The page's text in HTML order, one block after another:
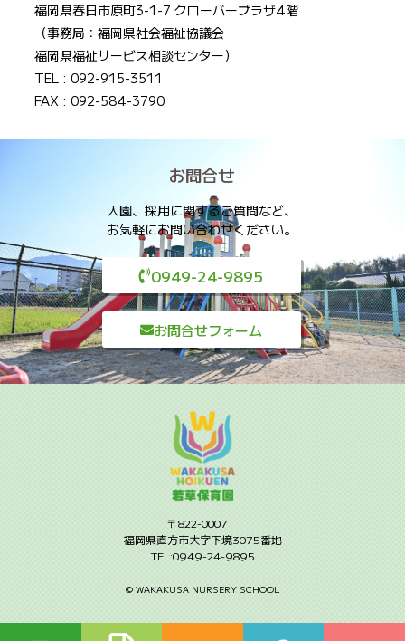
福岡県春日市原町3-1-7 クローバープラザ4階
（事務局：福岡県社会福祉協議会
福岡県福祉サービス相談センター）
TEL : 092-915-3511
FAX : 092-584-3790
お問合せ
入園、採用に関するご質問など、
お気軽にお問い合わせください。
0949-24-9895
お問合せフォーム
〒822-0007
福岡県直方市大字下境3075番地
TEL:0949-24-9895
©︎ WAKAKUSA NURSERY SCHOOL